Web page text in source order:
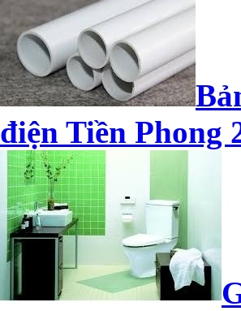
điện Tiền Phong